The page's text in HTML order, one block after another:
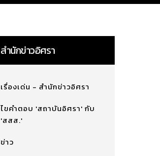
สำนักข่าวอิศรา
เรื่องเด่น - สำนักข่าวอิศรา
ไขคำตอบ 'สถาบันอิศรา' กับ
'สสส.'
ข่าว